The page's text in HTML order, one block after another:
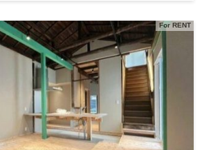
For RENT